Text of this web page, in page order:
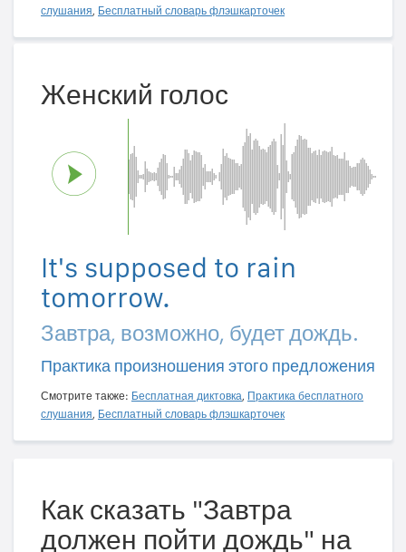
слушания, Бесплатный словарь флэшкарточек
Женский голос
It's supposed to rain
tomorrow.
Завтра, возможно, будет дождь.
Практика произношения этого предложения
Смотрите также: Бесплатная диктовка, Практика бесплатного
слушания, Бесплатный словарь флэшкарточек
Как сказать "Завтра
должен пойти дождь" на